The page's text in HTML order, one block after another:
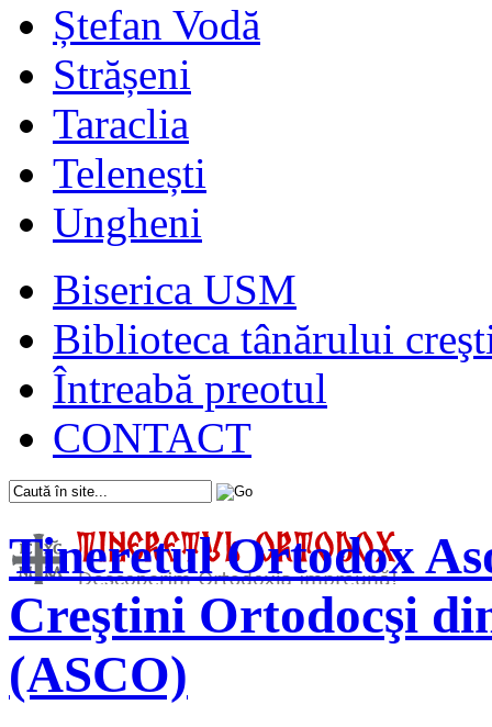
Ștefan Vodă
Strășeni
Taraclia
Telenești
Ungheni
Biserica USM
Biblioteca tânărului
Întreabă preotul
CONTACT
Tineretul Ortodox
Creştini Ortodocşi
(ASCO)